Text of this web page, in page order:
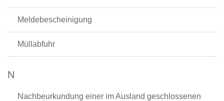
Meldebescheinigung
Müllabfuhr
N
Nachbeurkundung einer im Ausland geschlossenen